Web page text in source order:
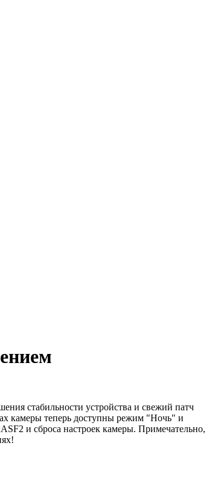
стабильности устройства и свежий патч
камеры теперь доступны режим "Ночь" и
и сброса настроек камеры. Примечательно,